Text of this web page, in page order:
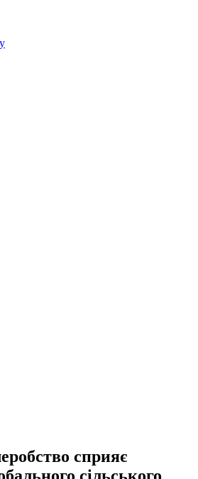
сприяє